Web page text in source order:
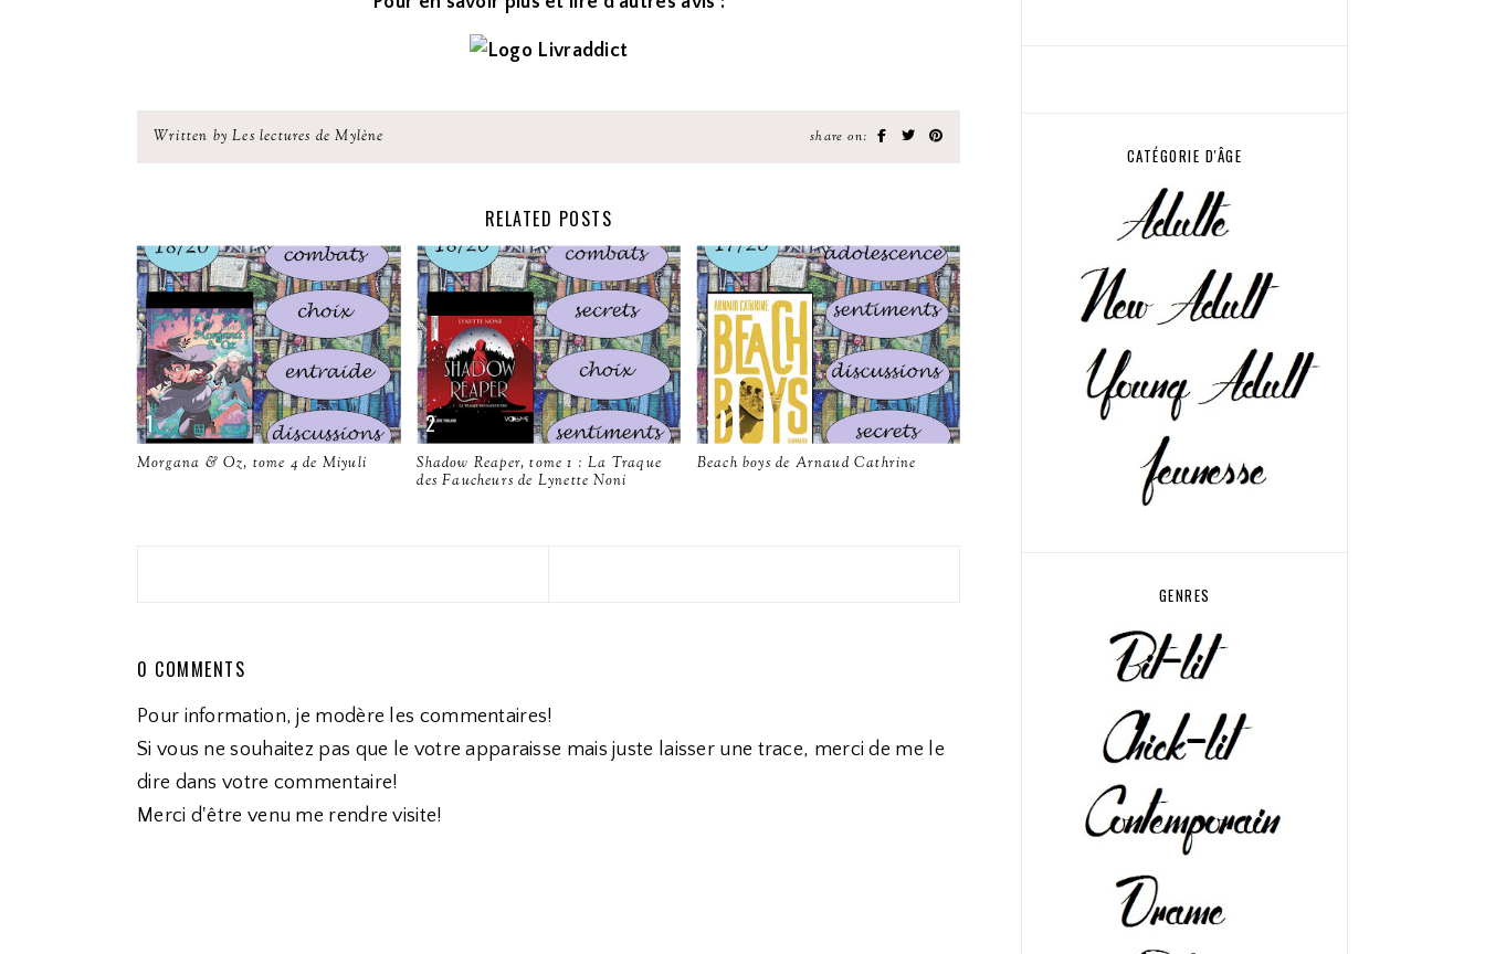
Written by Les lectures de Mylène share on:
RELATED POSTS
Morgana & Oz, tome 4 de Miyuli
Shadow Reaper, tome 1 : La Traque
des Faucheurs de Lynette Noni
Beach boys de Arnaud Cathrine
0 COMMENTS
Pour information, je modère les commentaires!
Si vous ne souhaitez pas que le votre apparaisse mais juste laisser une trace, merci de me le
dire dans votre commentaire!
Merci d'être venu me rendre visite!
CATÉGORIE D'ÂGE
GENRES